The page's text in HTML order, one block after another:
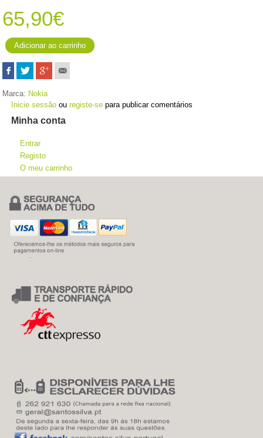
65,90€
Marca: Nokia
Inicie sessão ouregiste-se para publicar comentários
Minha conta
Entrar
Registo
O meu carrinho